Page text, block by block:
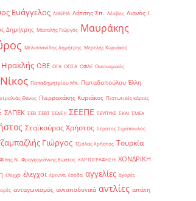
Ευάγγελος ΛΙΒΕΡΙΑ Λάτσης Σπ. Λέσβος Λιανός Ι.
Δημήτρης Μασαλής Γιώργος Μαυράκης
Μελισσανίδης Δημήτρης Μερελής Κυριάκος
ΟΒΕ ΟΓΑ ΟΟΣΑ ΟΦΑΕ Οικονομικός
Παπαδημητρίου Μπ. Παπαδοπούλου Έλλη
Θάνος Πιερρακάκης Κυριάκος Πιστωτικές κάρτες
ΣΑΠΕΚ ΣΕΒ ΣΕΒΤ ΣΕΔΕ ΙΙ ΣΕΕΠΕ ΣΕΥΠΥΚΕ ΣΚΑΙ ΣΜΕΑ
Σταϊκούρας Χρήστος Στράτος Σιμόπουλος
Γιώργος Τζιόλας Χρήστος Τουρκία
Φίλης Ν. Φραγκογιάννης Κώστας ΧΑΡΤΟΓΡΑΦΗΣΗ ΧΟΝΔΡΙΚΗ
έλεγχο έλεγχοι έρευνα έσοδα αγγελίες αγορές
ανταγωνισμός ανταποδοτικά αντλίες απάτη